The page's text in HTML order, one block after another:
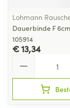
Lohmann
Dauerbinde F 6cm
105914
€ 13,34